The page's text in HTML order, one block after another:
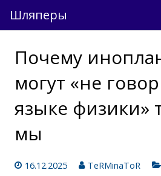
Шляперы
Почему
могут «не
языке физики»
мы
16.12.2025 TeRMinaToR